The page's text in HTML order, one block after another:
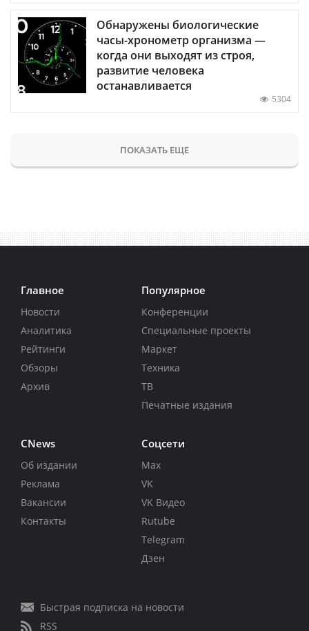
Обнаружены биологические
часы-хронометр организма —
когда они выходят из строя,
развитие человека
останавливается
5304
ПОКАЗАТЬ ЕЩЕ
Главное
Новости
Аналитика
Рейтинги
Обзоры
Архив
Популярное
Конференции
Специальные проекты
Маркет
Техника
ТВ
Печатные издания
CNews
Об издании
Реклама
Вакансии
Контакты
Соцсети
Max
VK
VK Видео
Rutube
Telegram
Дзен
Быстрая подписка на новости
RSS